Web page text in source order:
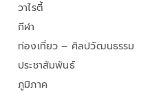
วาไรตี้
กีฬา
ท่องเที่ยว – ศิลปวัฒนธรรม
ประชาสัมพันธ์
ภูมิภาค